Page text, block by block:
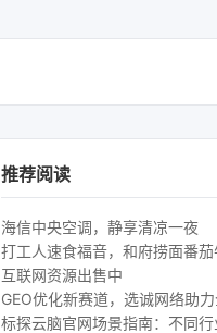
推荐阅读
海信中央空调，静享清凉一夜
打工人速食福音，和府捞面番茄
互联网资源出售中
GEO优化新赛道，选诚网络助
标探云脑官网场景指南：不同